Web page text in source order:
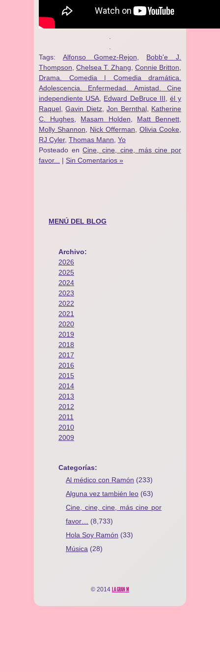
Tags: Alfonso Gomez-Rejon
Bobb'e J.
Thompson Chelsea T. Zhang Connie Britton
Drama. Comedia | Comedia dramática.
Adolescencia. Enfermedad. Amistad. Cine
independiente USA
Edward DeBruce III
él y
Raquel ,Gavin Dietz,Jon Bernthal, Katherine
C. Hughes
Masam Holden Matt Bennett
Molly Shannon
Nick Offerman Olivia Cooke
RJ Cyler, Thomas Mann Yo
Posteado enCine, cine, cine, más cine por
favor...
| Sin Comentarios »
MENÚ DEL BLOG
Archivo:
2026
2025
2024
2023
2022
2021
2020
2019
2018
2017
2016
2015
2014
2013
2012
2011
2010
2009
Categorías:
Al médico con Ramón (233)
Alguna vez también leo (63)
Cine, cine, cine, más cine por
favor…
(8,733)
Hola Soy Ramón (33)
Música (28)
© 2014 LA GRAN M